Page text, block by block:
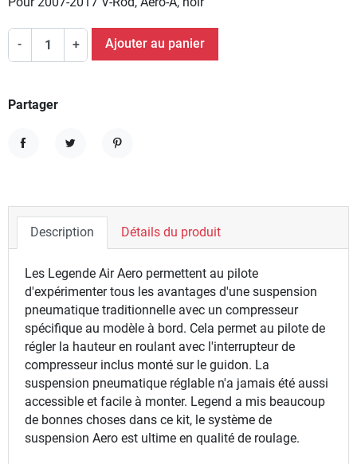
- + Ajouter au panier
Partager
Description Détails du produit
Les Legende Air Aero permettent au pilote
d'expérimenter tous les avantages d'une suspension
pneumatique traditionnelle avec un compresseur
spécifique au modèle à bord. Cela permet au pilote de
régler la hauteur en roulant avec l'interrupteur de
compresseur inclus monté sur le guidon. La
suspension pneumatique réglable n'a jamais été aussi
accessible et facile à monter. Legend a mis beaucoup
de bonnes choses dans ce kit, le système de
suspension Aero est ultime en qualité de roulage.